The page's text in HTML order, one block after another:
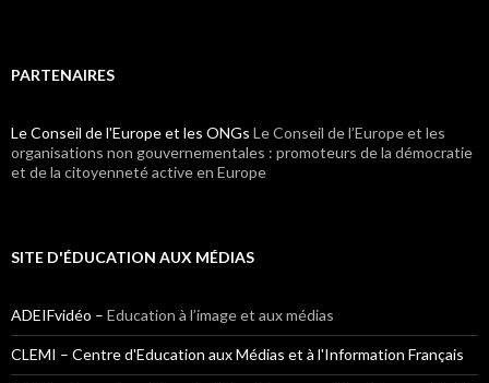
PARTENAIRES
Le Conseil de l'Europe et les ONGs Le Conseil de l’Europe et les
organisations non gouvernementales : promoteurs de la démocratie
et de la citoyenneté active en Europe
SITE D'ÉDUCATION AUX MÉDIAS
ADEIFvidéo – Education à l’image et aux médias
CLEMI – Centre d'Education aux Médias et à l'Information Français